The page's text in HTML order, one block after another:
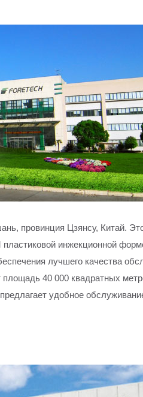
провинция Цзянсу, Китай.
инжекционной
лучшего качества
40 000 квадратных
удобное